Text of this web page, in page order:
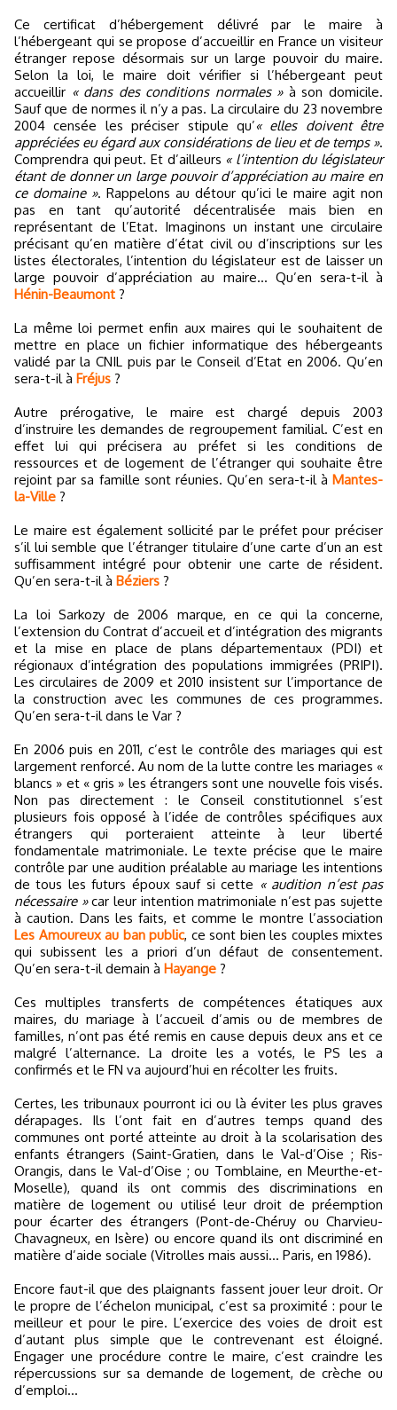
Ce certificat d’hébergement délivré par le maire à
l’hébergeant qui se propose d’accueillir en France un visiteur
étranger repose désormais sur un large pouvoir du maire.
Selon la loi, le maire doit vérifier si l’hébergeant peut
accueillir « dans des conditions normales »à son domicile.
Sauf que de normes il n’y a pas. La circulaire du 23 novembre
2004 censée les préciser stipule qu’« elles doivent être
appréciées eu égard aux considérations de lieu et de temps ».
Comprendra qui peut. Et d’ailleurs « l’intention du législateur
étant de donner un large pouvoir d’appréciation au maire en
ce domaine ». Rappelons au détour qu’ici le maire agit non
pas en tant qu’autorité décentralisée mais bien en
représentant de l’Etat. Imaginons un instant une circulaire
précisant qu’en matière d’état civil ou d’inscriptions sur les
listes électorales, l’intention du législateur est de laisser un
large pouvoir d’appréciation au maire… Qu’en sera-t-il à
Hénin-Beaumont ?
La même loi permet enfin aux maires qui le souhaitent de
mettre en place un fichier informatique des hébergeants
validé par la CNIL puis par le Conseil d’Etat en 2006. Qu’en
sera-t-il à Fréjus ?
Autre prérogative, le maire est chargé depuis 2003
d’instruire les demandes de regroupement familial. C’est en
effet lui qui précisera au préfet si les conditions de
ressources et de logement de l’étranger qui souhaite être
rejoint par sa famille sont réunies. Qu’en sera-t-il à Mantes-
la-Ville ?
Le maire est également sollicité par le préfet pour préciser
s’il lui semble que l’étranger titulaire d’une carte d’un an est
suffisamment intégré pour obtenir une carte de résident.
Qu’en sera-t-il à Béziers ?
La loi Sarkozy de 2006 marque, en ce qui la concerne,
l’extension du Contrat d’accueil et d’intégration des migrants
et la mise en place de plans départementaux (PDI) et
régionaux d’intégration des populations immigrées (PRIPI).
Les circulaires de 2009 et 2010 insistent sur l’importance de
la construction avec les communes de ces programmes.
Qu’en sera-t-il dans le Var ?
En 2006 puis en 2011, c’est le contrôle des mariages qui est
largement renforcé. Au nom de la lutte contre les mariages «
blancs » et « gris » les étrangers sont une nouvelle fois visés.
Non pas directement : le Conseil constitutionnel s’est
plusieurs fois opposé à l’idée de contrôles spécifiques aux
étrangers qui porteraient atteinte à leur liberté
fondamentale matrimoniale. Le texte précise que le maire
contrôle par une audition préalable au mariage les intentions
de tous les futurs époux sauf si cette « audition n’est pas
nécessaire »car leur intention matrimoniale n’est pas sujette
à caution. Dans les faits, et comme le montre l’association
Les Amoureux au ban public, ce sont bien les couples mixtes
qui subissent les a priori d’un défaut de consentement.
Qu’en sera-t-il demain à Hayange ?
Ces multiples transferts de compétences étatiques aux
maires, du mariage à l’accueil d’amis ou de membres de
familles, n’ont pas été remis en cause depuis deux ans et ce
malgré l’alternance. La droite les a votés, le PS les a
confirmés et le FN va aujourd’hui en récolter les fruits.
Certes, les tribunaux pourront ici ou là éviter les plus graves
dérapages. Ils l’ont fait en d’autres temps quand des
communes ont porté atteinte au droit à la scolarisation des
enfants étrangers (Saint-Gratien, dans le Val-d’Oise ; Ris-
Orangis, dans le Val-d’Oise ; ou Tomblaine, en Meurthe-et-
Moselle), quand ils ont commis des discriminations en
matière de logement ou utilisé leur droit de préemption
pour écarter des étrangers (Pont-de-Chéruy ou Charvieu-
Chavagneux, en Isère) ou encore quand ils ont discriminé en
matière d’aide sociale (Vitrolles mais aussi… Paris, en 1986).
Encore faut-il que des plaignants fassent jouer leur droit. Or
le propre de l’échelon municipal, c’est sa proximité : pour le
meilleur et pour le pire. L’exercice des voies de droit est
d’autant plus simple que le contrevenant est éloigné.
Engager une procédure contre le maire, c’est craindre les
répercussions sur sa demande de logement, de crèche ou
d’emploi…